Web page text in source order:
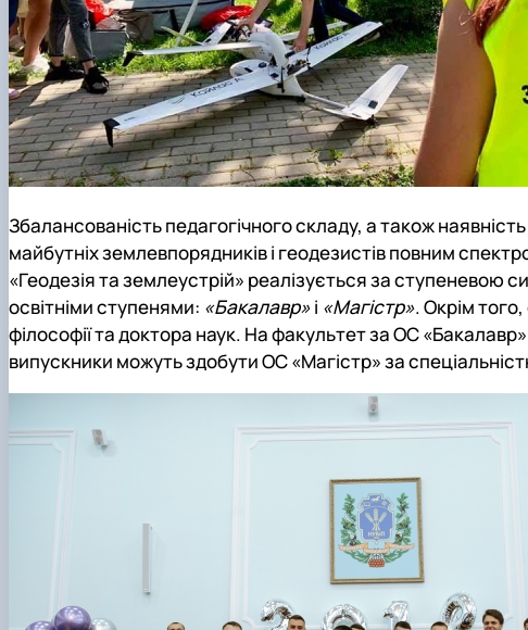
Збалансованість педагогічного складу, а також
майбутніх землевпорядників і геодезистів повним
«Геодезія та землеустрій» реалізується за ступеневою
освітніми ступенями: «Бакалавр»і «Магістр». Окрім того,
філософії та доктора наук. На факультет за ОС
випускники можуть здобути ОС «Магістр» за